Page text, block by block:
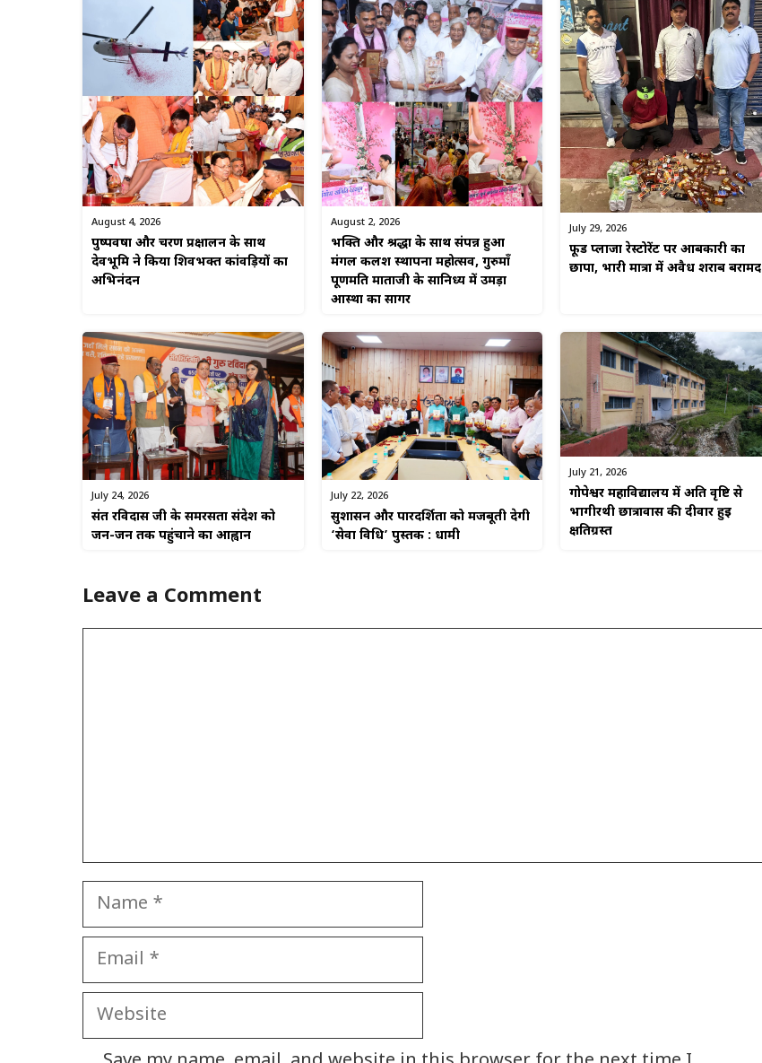
August 4, 2026
पुष्पवर्षा और चरण प्रक्षालन के साथ
देवभूमि ने किया शिवभक्त कांवड़ियों का
अभिनंदन
August 2, 2026
भक्ति और श्रद्धा के साथ संपन्न हुआ
मंगल कलश स्थापना महोत्सव, गुरुमाँ
पूर्णमति माताजी के सानिध्य में उमड़ा
आस्था का सागर
July 29, 2026
फूड प्लाजा रेस्टोरेंट पर आबकारी का
छापा, भारी मात्रा में अवैध शराब बरामद
July 24, 2026
संत रविदास जी के समरसता संदेश को
जन-जन तक पहुंचाने का आह्वान
July 22, 2026
सुशासन और पारदर्शिता को मजबूती देगी
‘सेवा विधि’ पुस्तक : धामी
July 21, 2026
गोपेश्वर महाविद्यालय में अति वृष्टि से
भागीरथी छात्रावास की दीवार हुई
क्षतिग्रस्त
Leave a Comment
Name
Email
Website